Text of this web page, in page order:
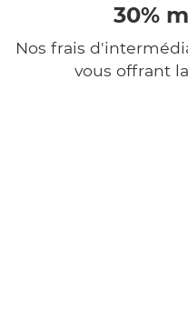
30%
Nos frais
vous offrant